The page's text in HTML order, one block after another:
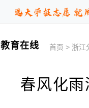
教育在线 首页 > 浙江
春风化